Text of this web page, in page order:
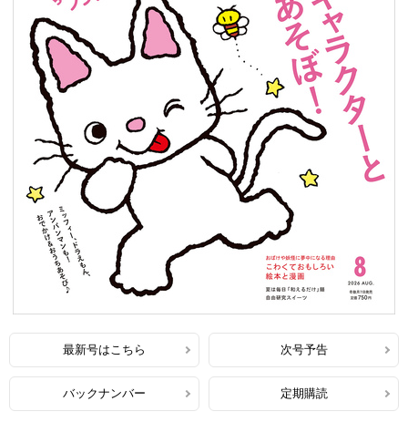
最新号はこちら 次号予告
バックナンバー 定期購読